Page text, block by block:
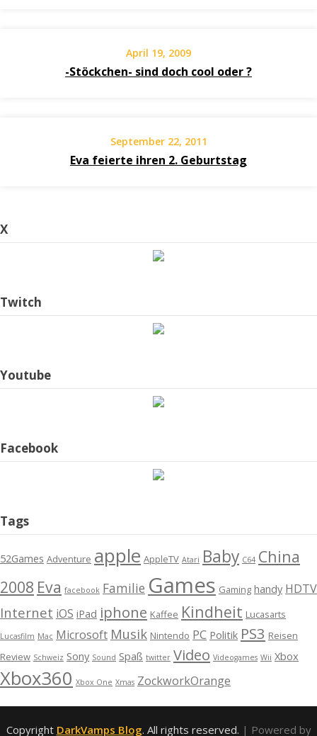
April 19, 2009
-Stöckchen- sind doch cool oder ?
September 22, 2011
Eva feierte ihren 2. Geburtstag
X
Twitch
Youtube
Facebook
Tags
52Games Adventure apple AppleTV Atari Baby C64 China
2008 Eva facebook Familie Games Gaming handy HDTV
Internet iOS iPad iphone Kaffee Kindheit Lucasarts
Lucasfilm Mac Microsoft Musik Nintendo PC Politik PS3 Reisen
Review Schweiz Sony Sound Spaß twitter Video Videogames Wii Xbox
Xbox360 Xbox One Xmas ZockworkOrange
Copyright DarkVamps Blog. All rights reserved. | Powered by